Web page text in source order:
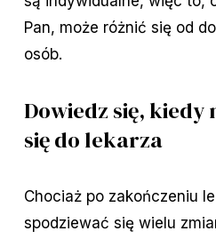
Pan, może różnić się od
osób.
Dowiedz się, kiedy
się do lekarza
Chociaż po zakończeniu
spodziewać się wielu